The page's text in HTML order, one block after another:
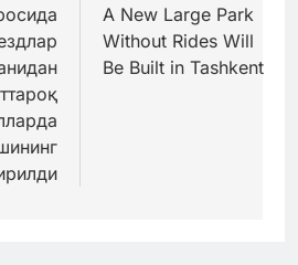
A New Large Park
Without Rides Will
Be Built in Tashkent